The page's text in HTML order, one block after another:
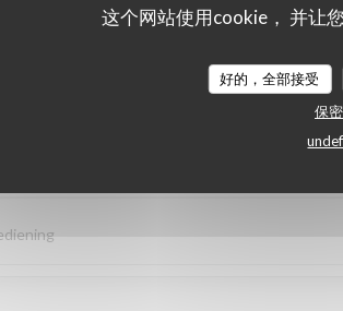
这个网站使用cookie， 并让
好的，全部接受
保